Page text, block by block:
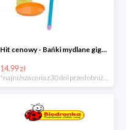
Hit cenowy - Bańki mydlane gigant lub płyn uzupełniający
14.99 zł